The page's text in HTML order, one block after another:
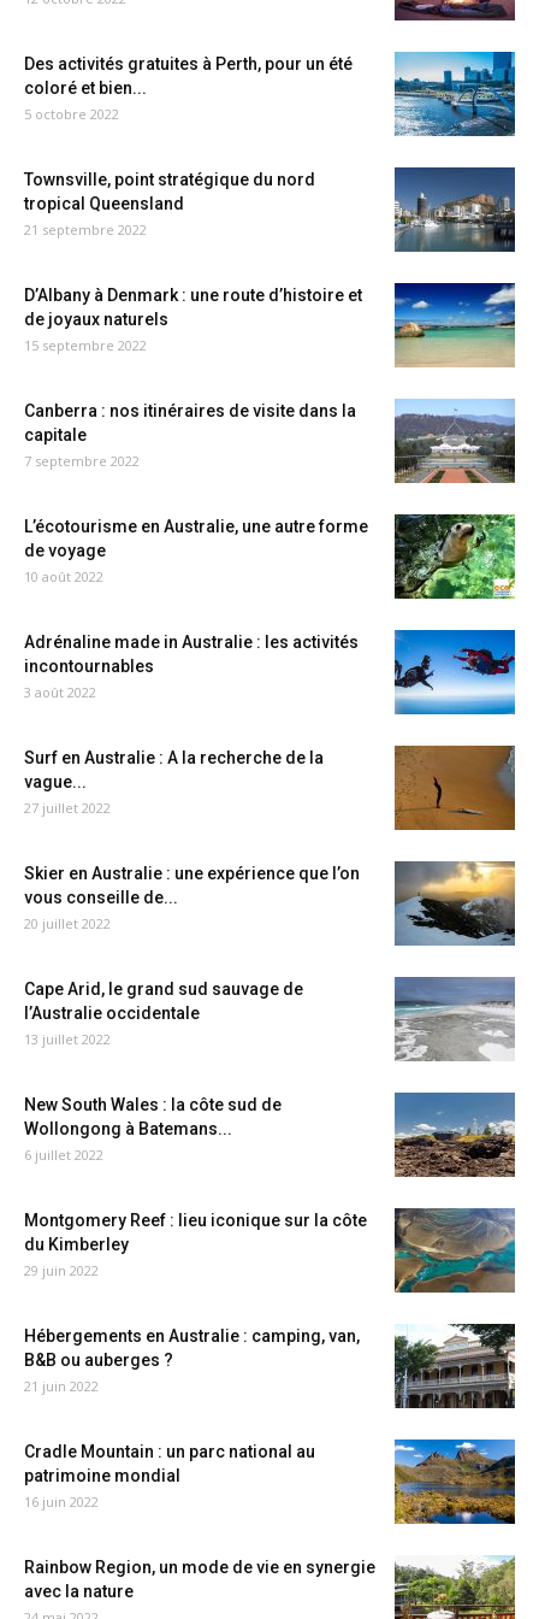
Des activités gratuites à Perth, pour un été
coloré et bien...
5 octobre 2022
Townsville, point stratégique du nord
tropical Queensland
21 septembre 2022
D’Albany à Denmark : une route d’histoire et
de joyaux naturels
15 septembre 2022
Canberra : nos itinéraires de visite dans la
capitale
7 septembre 2022
L’écotourisme en Australie, une autre forme
de voyage
10 août 2022
Adrénaline made in Australie : les activités
incontournables
3 août 2022
Surf en Australie : A la recherche de la
vague...
27 juillet 2022
Skier en Australie : une expérience que l’on
vous conseille de...
20 juillet 2022
Cape Arid, le grand sud sauvage de
l’Australie occidentale
13 juillet 2022
New South Wales : la côte sud de
Wollongong à Batemans...
6 juillet 2022
Montgomery Reef : lieu iconique sur la côte
du Kimberley
29 juin 2022
Hébergements en Australie : camping, van,
B&B ou auberges ?
21 juin 2022
Cradle Mountain : un parc national au
patrimoine mondial
16 juin 2022
Rainbow Region, un mode de vie en synergie
avec la nature